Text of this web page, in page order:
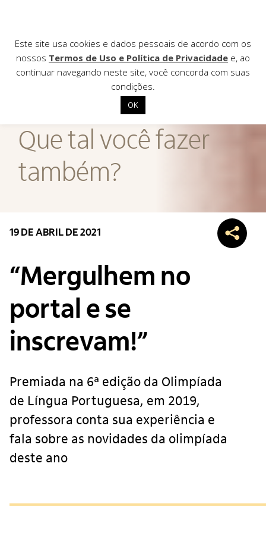
Institucional
Nossas ações
Editais
Que tal você fazer
também?
19 DE ABRIL DE 2021
“Mergulhem no
portal e se
inscrevam!”
Premiada na 6ª edição da Olimpíada
de Língua Portuguesa, em 2019,
professora conta sua experiência e
fala sobre as novidades da olimpíada
deste ano
Este site usa cookies e dados pessoais de acordo com os
nossos Termos de Uso e Política de Privacidade e, ao
continuar navegando neste site, você concorda com suas
condições.
OK